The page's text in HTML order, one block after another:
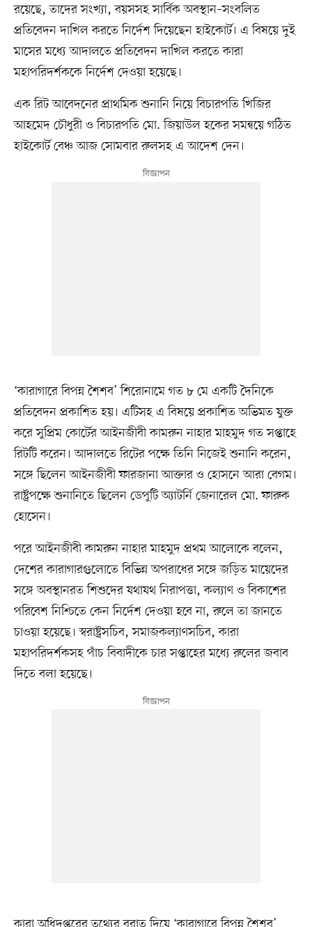
রয়েছে, তাদের সংখ্যা, বয়সসহ সার্বিক অবস্থান–সংবলিত
প্রতিবেদন দাখিল করতে নির্দেশ দিয়েছেন হাইকোর্ট। এ বিষয়ে দুই
মাসের মধ্যে আদালতে প্রতিবেদন দাখিল করতে কারা
মহাপরিদর্শককে নির্দেশ দেওয়া হয়েছে।
এক রিট আবেদনের প্রাথমিক শুনানি নিয়ে বিচারপতি খিজির
আহমেদ চৌধুরী ও বিচারপতি মো. জিয়াউল হকের সমন্বয়ে গঠিত
হাইকোর্ট বেঞ্চ আজ সোমবার রুলসহ এ আদেশ দেন।
‘কারাগারে বিপন্ন শৈশব’ শিরোনামে গত ৮ মে একটি দৈনিকে
প্রতিবেদন প্রকাশিত হয়। এটিসহ এ বিষয়ে প্রকাশিত অভিমত যুক্ত
করে সুপ্রিম কোর্টের আইনজীবী কামরুন নাহার মাহমুদ গত সপ্তাহে
রিটটি করেন। আদালতে রিটের পক্ষে তিনি নিজেই শুনানি করেন,
সঙ্গে ছিলেন আইনজীবী ফারজানা আক্তার ও হোসনে আরা বেগম।
রাষ্ট্রপক্ষে শুনানিতে ছিলেন ডেপুটি অ্যাটর্নি জেনারেল মো. ফারুক
হোসেন।
পরে আইনজীবী কামরুন নাহার মাহমুদ প্রথম আলোকে বলেন,
দেশের কারাগারগুলোতে বিভিন্ন অপরাধের সঙ্গে জড়িত মায়েদের
সঙ্গে অবস্থানরত শিশুদের যথাযথ নিরাপত্তা, কল্যাণ ও বিকাশের
পরিবেশ নিশ্চিতে কেন নির্দেশ দেওয়া হবে না, রুলে তা জানতে
চাওয়া হয়েছে। স্বরাষ্ট্রসচিব, সমাজকল্যাণসচিব, কারা
মহাপরিদর্শকসহ পাঁচ বিবাদীকে চার সপ্তাহের মধ্যে রুলের জবাব
দিতে বলা হয়েছে।